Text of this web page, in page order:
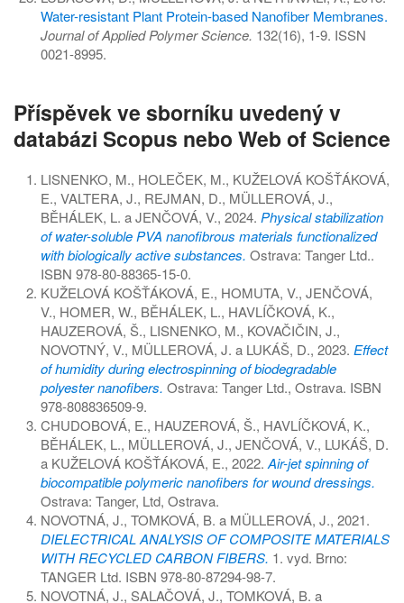
Water-resistant Plant Protein-based Nanofiber Membranes.
Journal of Applied Polymer Science. 132(16), 1-9. ISSN
0021-8995.
Příspěvek ve sborníku uvedený v
databázi Scopus nebo Web of Science
LISNENKO, M., HOLEČEK, M., KUŽELOVÁ KOŠŤÁKOVÁ,
E., VALTERA, J., REJMAN, D., MÜLLEROVÁ, J.,
BĚHÁLEK, L. a JENČOVÁ, V., 2024. Physical stabilization
of water-soluble PVA nanofibrous materials functionalized
with biologically active substances. Ostrava: Tanger Ltd..
ISBN 978-80-88365-15-0.
KUŽELOVÁ KOŠŤÁKOVÁ, E., HOMUTA, V., JENČOVÁ,
V., HOMER, W., BĚHÁLEK, L., HAVLÍČKOVÁ, K.,
HAUZEROVÁ, Š., LISNENKO, M., KOVAČIČIN, J.,
NOVOTNÝ, V., MÜLLEROVÁ, J. a LUKÁŠ, D., 2023. Effect
of humidity during electrospinning of biodegradable
polyester nanofibers. Ostrava: Tanger Ltd., Ostrava. ISBN
978-808836509-9.
CHUDOBOVÁ, E., HAUZEROVÁ, Š., HAVLÍČKOVÁ, K.,
BĚHÁLEK, L., MÜLLEROVÁ, J., JENČOVÁ, V., LUKÁŠ, D.
a KUŽELOVÁ KOŠŤÁKOVÁ, E., 2022.Air-jet spinning of
biocompatible polymeric nanofibers for wound dressings.
Ostrava: Tanger, Ltd, Ostrava.
NOVOTNÁ, J., TOMKOVÁ, B. a MÜLLEROVÁ, J., 2021.
DIELECTRICAL ANALYSIS OF COMPOSITE MATERIALS
WITH RECYCLED CARBON FIBERS. 1. vyd. Brno:
TANGER Ltd. ISBN 978-80-87294-98-7.
NOVOTNÁ, J., SALAČOVÁ, J., TOMKOVÁ, B. a